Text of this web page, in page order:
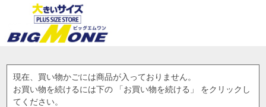
現在、買い物かごには商品が入っておりません。
お買い物を続けるには下の 「お買い物を続ける」 をクリックし
てください。